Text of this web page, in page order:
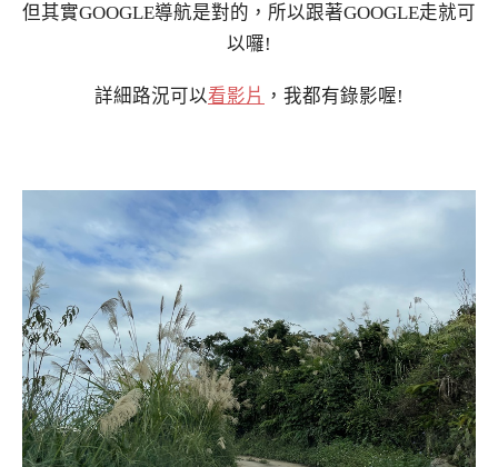
但其實GOOGLE導航是對的，所以跟著GOOGLE走就可
以囉!
詳細路況可以看影片 ，我都有錄影喔!